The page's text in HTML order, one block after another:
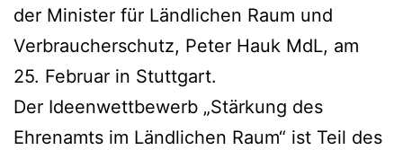
der Minister für Ländlichen Raum und
Verbraucherschutz, Peter Hauk MdL, am
25. Februar in Stuttgart.
Der Ideenwettbewerb „Stärkung des
Ehrenamts im Ländlichen Raum“ ist Teil des